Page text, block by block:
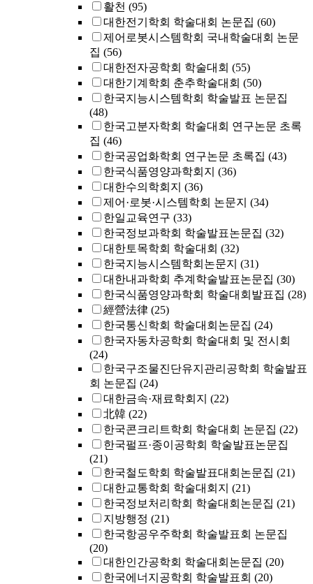
활천 (95)
대한전기학회 학술대회 논문집 (60)
제어로봇시스템학회 국내학술대회 논문
집 (56)
대한전자공학회 학술대회 (55)
대한기계학회 춘추학술대회 (50)
한국지능시스템학회 학술발표 논문집
(48)
한국고분자학회 학술대회 연구논문 초록
집 (46)
한국공업화학회 연구논문 초록집 (43)
한국식품영양과학회지 (36)
대한수의학회지 (36)
제어·로봇·시스템학회 논문지 (34)
한일교육연구 (33)
한국정보과학회 학술발표논문집 (32)
대한토목학회 학술대회 (32)
한국지능시스템학회논문지 (31)
대한내과학회 추계학술발표논문집 (30)
한국식품영양과학회 학술대회발표집 (28)
經營法律 (25)
한국통신학회 학술대회논문집 (24)
한국자동차공학회 학술대회 및 전시회
(24)
한국구조물진단유지관리공학회 학술발표
회 논문집 (24)
대한금속·재료학회지 (22)
北韓 (22)
한국콘크리트학회 학술대회 논문집 (22)
한국펄프·종이공학회 학술발표논문집
(21)
한국철도학회 학술발표대회논문집 (21)
대한교통학회 학술대회지 (21)
한국정보처리학회 학술대회논문집 (21)
지방행정 (21)
한국항공우주학회 학술발표회 논문집
(20)
대한인간공학회 학술대회논문집 (20)
한국에너지공학회 학술발표회 (20)